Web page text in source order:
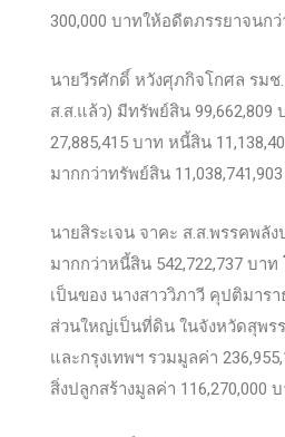
300,000 บาทให้อดีตภรรยาจนก
นายวีรศักดิ์ หวังศุภกิจโกศล รม
ส.ส.แล้ว) มีทรัพย์สิน
27,885,415 บาท หนี้สิน
มากกว่าทรัพย์สิน
นายสิระเจน จาคะ ส.ส.พรรคพลั
มากกว่าหนี้สิน 542,722,737 บา
เป็นของ นางสาววิภาวี คุปติมาร
ส่วนใหญ่เป็นที่ดิน ในจังหวัดสุพ
และกรุงเทพฯ รวมมูลค่า
สิ่งปลูกสร้างมูลค่า 116,270,000